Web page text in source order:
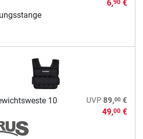
6,90€
10
UVP 89,00€
49,00€